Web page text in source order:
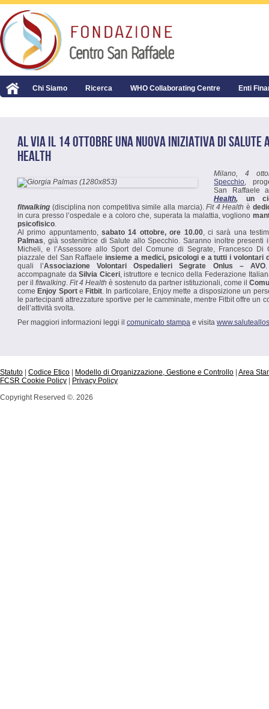
Chi Siamo Ricerca WHO Collaborating Centre Enti
AL VIA IL 14 OTTOBRE UNA NUOVA INIZIATIVA DI SALUTE
HEALTH
Milano, 4
Specchio,
San Raffaele
Health, un
fitwalking (disciplina non competitiva simile alla marcia).Fit 4 Healthè
in cura presso l’ospedale e a coloro che, superata la malattia, vogliono
psicofisico.
Al primo appuntamento,sabato 14 ottobre, ore 10.00, ci sarà una
Palmas, già sostenitrice di Salute allo Specchio. Saranno inoltre presenti
Micheli, e l’Assessore allo Sport del Comune di Segrate, Francesco
piazzale del San Raffaele insieme a medici, psicologi e a tutti i volontari
quali l’Associazione Volontari Ospedalieri Segrate Onlus – AVO.
accompagnate daSilvia Ciceri, istruttore e tecnico della Federazione
per il fitwalking. Fit 4 Health è sostenuto da partner istituzionali, come il
come Enjoy Sporte Fitbit. In particolare, Enjoy mette a disposizione un
le partecipanti attrezzature sportive per le camminate, mentre Fitbit offre un
dell’attività svolta.
Per maggiori informazioni leggi il comunicato stampa e visita
Statuto Codice Etico Modello di Organizzazione, Gestione e Controllo Area
FCSR Cookie Policy
Privacy Policy
Copyright Reserved ©. 2026